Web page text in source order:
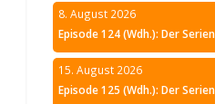
8. August 2026
Episode 124 (Wdh.): Der
15. August 2026
Episode 125 (Wdh.): Der